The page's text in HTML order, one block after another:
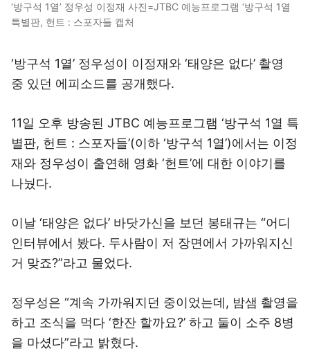
‘방구석 1열’ 정우성 이정재 사진=JTBC 예능프로그램 ‘방구석 1열
특별판, 헌트 : 스포자들 캡처
‘방구석 1열’ 정우성이 이정재와 ‘태양은 없다’ 촬영
중 있던 에피소드를 공개했다.
11일 오후 방송된 JTBC 예능프로그램 ‘방구석 1열 특
별판, 헌트 : 스포자들’(이하 ‘방구석 1열’)에서는 이정
재와 정우성이 출연해 영화 ‘헌트’에 대한 이야기를
나눴다.
이날 ‘태양은 없다’ 바닷가신을 보던 봉태규는 “어디
인터뷰에서 봤다. 두사람이 저 장면에서 가까워지신
거 맞죠?”라고 물었다.
정우성은 “계속 가까워지던 중이었는데, 밤샘 촬영을
하고 조식을 먹다 ‘한잔 할까요?’ 하고 둘이 소주 8병
을 마셨다”라고 밝혔다.